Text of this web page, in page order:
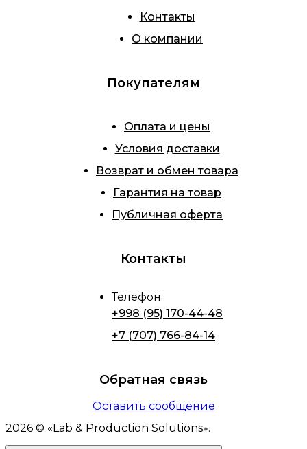
Контакты
О компании
Покупателям
Оплата и цены
Условия доставки
Возврат и обмен товара
Гарантия на товар
Публичная оферта
Контакты
Телефон:
+998 (95) 170-44-48
+7 (707) 766-84-14
Обратная связь
Оставить сообщение
2026 © « Lab & Production Solutions».